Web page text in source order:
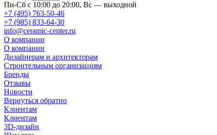
Пн-Сб с 10:00 до 20:00, Вс — выходной
+7 (495) 763-50-46
+7 (985) 833-64-30
info@ceramic-center.ru
О компании
О компании
Дизайнерам и архитекторам
Строительным организациям
Бренды
Отзывы
Новости
Вернуться обратно
Клиентам
Клиентам
3D-дизайн